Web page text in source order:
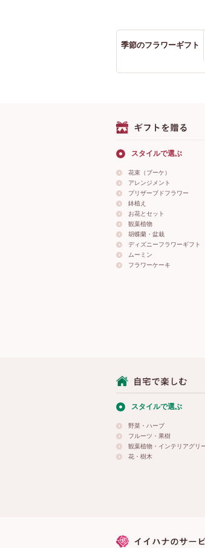
季節のフラワーギフト
スタイルで選ぶ
花束（ブーケ）
アレンジメント
プリザーブドフラワー
鉢植え
お花とセット
観葉植物
胡蝶蘭・盆栽
ディズニーフラワーギフト
ムーミン
フラワーケーキ
スタイルで選ぶ
野菜・ハーブ
フルーツ・果樹
観葉植物・インテリアグリ
花・樹木